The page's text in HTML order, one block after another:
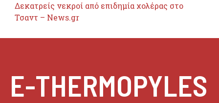
Δεκατρείς νεκροί από επιδημία χολέρας στο
Τσαντ – News.gr
E-THERMOPYLES